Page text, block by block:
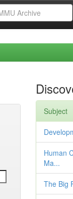
Subject
Human
Ma...
The Big